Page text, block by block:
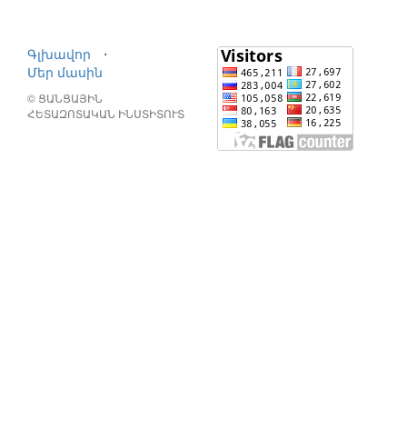
Գլխավոր
⋅
Մեր մասին
© ՑԱՆՑԱՅԻՆ
ՀԵՏԱԶՈՏԱԿԱՆ ԻՆՍՏԻՏՈՒՏ